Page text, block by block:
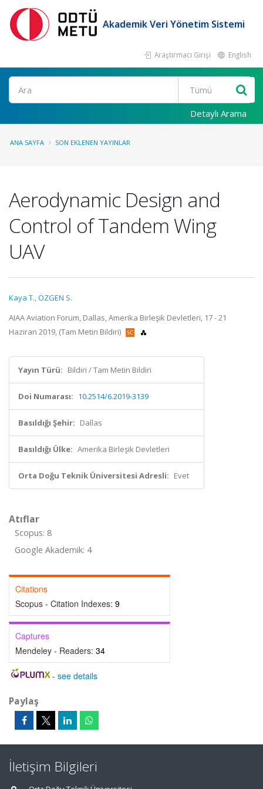
Akademik Veri Yönetim Sistemi
Araştırmacı Girişi English
Ara
Detaylı Arama
ANA SAYFA SON EKLENEN YAYINLAR
Aerodynamic Design and
Control of Tandem Wing
UAV
Kaya T.,ÖZGEN S.
AIAA Aviation Forum, Dallas, Amerika Birleşik Devletleri, 17 - 21
Haziran 2019, (Tam Metin Bildiri)
Yayın Türü: Bildiri / Tam Metin Bildiri
Doi Numarası: 10.2514/6.2019-3139
Basıldığı Şehir: Dallas
Basıldığı Ülke: Amerika Birleşik Devletleri
Orta Doğu Teknik Üniversitesi Adresli: Evet
Atıflar
Scopus: 8
Google Akademik: 4
Citations
Scopus - Citation Indexes: 9
Captures
Mendeley - Readers: 34
- see details
Paylaş
İletişim Bilgileri